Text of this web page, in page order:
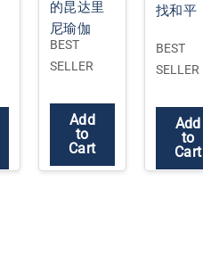
的昆达里
尼瑜伽
BEST
SELLER
Add
to
Cart
找和平
BEST
SELLER
Add
to
Cart